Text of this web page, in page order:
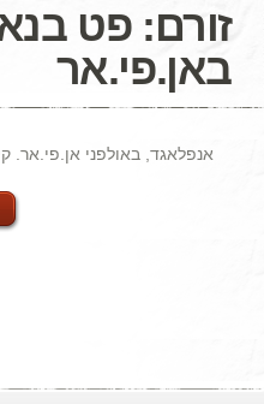
זורם: פט
באן.פי.אר
אנפלאגד, באולפני אן.פי.אר.